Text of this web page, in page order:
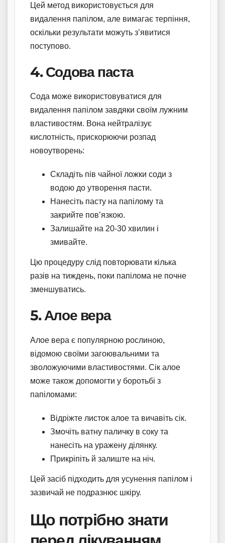
Цей метод використовується для
видалення папілом, але вимагає терпіння,
оскільки результати можуть з’явитися
поступово.
4. Содова паста
Сода може використовуватися для
видалення папілом завдяки своїм лужним
властивостям. Вона нейтралізує
кислотність, прискорюючи розпад
новоутворень:
Складіть пів чайної ложки соди з
водою до утворення пасти.
Нанесіть пасту на папілому та
закрийте пов’язкою.
Залишайте на 20-30 хвилин і
змивайте.
Цю процедуру слід повторювати кілька
разів на тиждень, поки папілома не почне
зменшуватись.
5. Алое вера
Алое вера є популярною рослиною,
відомою своїми загоювальними та
зволожуючими властивостями. Сік алое
може також допомогти у боротьбі з
папіломами:
Відріжте листок алое та вичавіть сік.
Змочіть ватну паличку в соку та
нанесіть на уражену ділянку.
Прикріпіть й залиште на ніч.
Цей засіб підходить для усунення папілом і
зазвичай не подразнює шкіру.
Що потрібно знати